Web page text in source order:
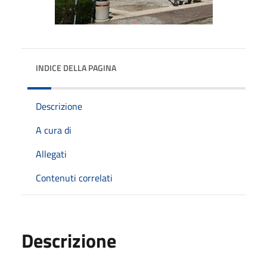
INDICE DELLA PAGINA
Descrizione
A cura di
Allegati
Contenuti correlati
Descrizione